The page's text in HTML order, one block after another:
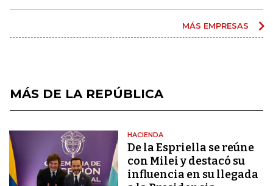
MÁS EMPRESAS
MÁS DE LA REPÚBLICA
HACIENDA
De la Espriella se reúne
con Milei y destacó su
influencia en su llegada